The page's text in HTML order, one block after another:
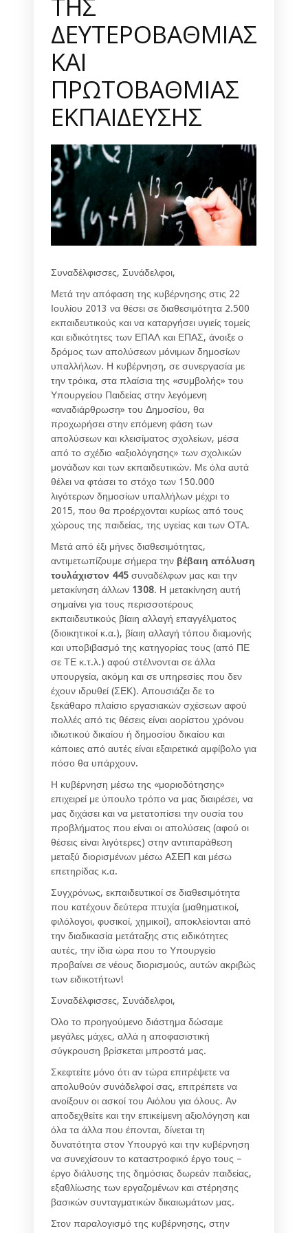
ΔΕΥΤΕΡΟΒΑΘΜΙΑΣ
ΚΑΙ
ΠΡΩΤΟΒΑΘΜΙΑΣ
ΕΚΠΑΙΔΕΥΣΗΣ
Συναδέλφισσες, Συνάδελφοι,
Μετά την απόφαση της κυβέρνησης στις 22
Ιουλίου 2013 να θέσει σε διαθεσιμότητα 2.500
εκπαιδευτικούς και να καταργήσει υγιείς τομείς
και ειδικότητες των ΕΠΑΛ και ΕΠΑΣ, άνοιξε ο
δρόμος των απολύσεων μόνιμων δημοσίων
υπαλλήλων. Η κυβέρνηση, σε συνεργασία με
την τρόικα, στα πλαίσια της «συμβολής» του
Υπουργείου Παιδείας στην λεγόμενη
«αναδιάρθρωση» του Δημοσίου, θα
προχωρήσει στην επόμενη φάση των
απολύσεων και κλεισίματος σχολείων, μέσα
από το σχέδιο «αξιολόγησης» των σχολικών
μονάδων και των εκπαιδευτικών. Με όλα αυτά
θέλει να φτάσει το στόχο των 150.000
λιγότερων δημοσίων υπαλλήλων μέχρι το
2015, που θα προέρχονται κυρίως από τους
χώρους της παιδείας, της υγείας και των ΟΤΑ.
Μετά από έξι μήνες διαθεσιμότητας,
αντιμετωπίζουμε σήμερα την βέβαιη απόλυση
τουλάχιστον 445 συναδέλφων μας και την
μετακίνηση άλλων 1308. Η μετακίνηση αυτή
σημαίνει για τους περισσοτέρους
εκπαιδευτικούς βίαιη αλλαγή επαγγέλματος
(διοικητικοί κ.α.), βίαιη αλλαγή τόπου διαμονής
και υποβιβασμό της κατηγορίας τους (από ΠΕ
σε ΤΕ κ.τ.λ.) αφού στέλνονται σε άλλα
υπουργεία, ακόμη και σε υπηρεσίες που δεν
έχουν ιδρυθεί (ΣΕΚ). Απουσιάζει δε το
ξεκάθαρο πλαίσιο εργασιακών σχέσεων αφού
πολλές από τις θέσεις είναι αορίστου χρόνου
ιδιωτικού δικαίου ή δημοσίου δικαίου και
κάποιες από αυτές είναι εξαιρετικά αμφίβολο για
πόσο θα υπάρχουν.
Η κυβέρνηση μέσω της «μοριοδότησης»
επιχειρεί με ύπουλο τρόπο να μας διαιρέσει, να
μας διχάσει και να μετατοπίσει την ουσία του
προβλήματος που είναι οι απολύσεις (αφού οι
θέσεις είναι λιγότερες) στην αντιπαράθεση
μεταξύ διορισμένων μέσω ΑΣΕΠ και μέσω
επετηρίδας κ.α.
Συγχρόνως, εκπαιδευτικοί σε διαθεσιμότητα
που κατέχουν δεύτερα πτυχία (μαθηματικοί,
φιλόλογοι, φυσικοί, χημικοί), αποκλείονται από
την διαδικασία μετάταξης στις ειδικότητες
αυτές, την ίδια ώρα που το Υπουργείο
προβαίνει σε νέους διορισμούς, αυτών ακριβώς
των ειδικοτήτων!
Συναδέλφισσες, Συνάδελφοι,
Όλο το προηγούμενο διάστημα δώσαμε
μεγάλες μάχες, αλλά η αποφασιστική
σύγκρουση βρίσκεται μπροστά μας.
Σκεφτείτε μόνο ότι αν τώρα επιτρέψετε να
απολυθούν συνάδελφοί σας, επιτρέπετε να
ανοίξουν οι ασκοί του Αιόλου για όλους. Αν
αποδεχθείτε και την επικείμενη αξιολόγηση και
όλα τα άλλα που έπονται, δίνεται τη
δυνατότητα στον Υπουργό και την κυβέρνηση
να συνεχίσουν το καταστροφικό έργο τους –
έργο διάλυσης της δημόσιας δωρεάν παιδείας,
εξαθλίωσης των εργαζομένων και στέρησης
βασικών συνταγματικών δικαιωμάτων μας.
Στον παραλογισμό της κυβέρνησης, στην